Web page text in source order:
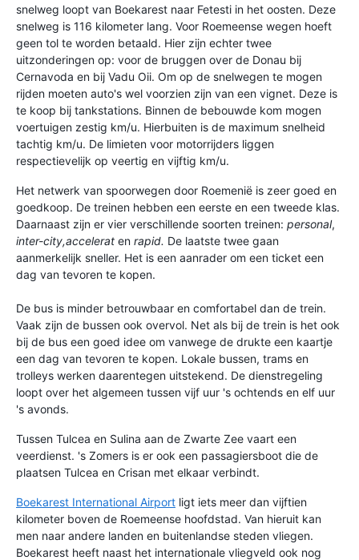
snelweg loopt van Boekarest naar Fetesti in het oosten. Deze
snelweg is 116 kilometer lang. Voor Roemeense wegen hoeft
geen tol te worden betaald. Hier zijn echter twee
uitzonderingen op: voor de bruggen over de Donau bij
Cernavoda en bij Vadu Oii. Om op de snelwegen te mogen
rijden moeten auto's wel voorzien zijn van een vignet. Deze is
te koop bij tankstations. Binnen de bebouwde kom mogen
voertuigen zestig km/u. Hierbuiten is de maximum snelheid
tachtig km/u. De limieten voor motorrijders liggen
respectievelijk op veertig en vijftig km/u.
Het netwerk van spoorwegen door Roemenië is zeer goed en
goedkoop. De treinen hebben een eerste en een tweede klas.
Daarnaast zijn er vier verschillende soorten treinen: personal,
inter-city,accelerat en rapid. De laatste twee gaan
aanmerkelijk sneller. Het is een aanrader om een ticket een
dag van tevoren te kopen.
De bus is minder betrouwbaar en comfortabel dan de trein.
Vaak zijn de bussen ook overvol. Net als bij de trein is het ook
bij de bus een goed idee om vanwege de drukte een kaartje
een dag van tevoren te kopen. Lokale bussen, trams en
trolleys werken daarentegen uitstekend. De dienstregeling
loopt over het algemeen tussen vijf uur 's ochtends en elf uur
's avonds.
Tussen Tulcea en Sulina aan de Zwarte Zee vaart een
veerdienst. 's Zomers is er ook een passagiersboot die de
plaatsen Tulcea en Crisan met elkaar verbindt.
Boekarest International Airport ligt iets meer dan vijftien
kilometer boven de Roemeense hoofdstad. Van hieruit kan
men naar andere landen en buitenlandse steden vliegen.
Boekarest heeft naast het internationale vliegveld ook nog